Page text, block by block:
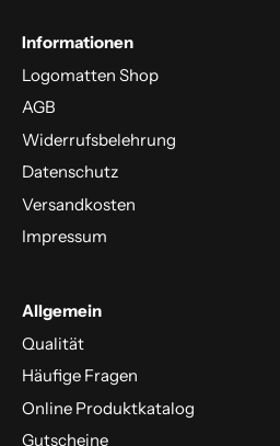
Informationen
Logomatten Shop
AGB
Widerrufsbelehrung
Datenschutz
Versandkosten
Impressum
Allgemein
Qualität
Häufige Fragen
Online Produktkatalog
Gutscheine